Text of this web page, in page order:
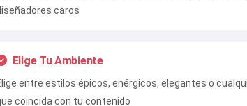
caros
Elige Tu Ambiente
entre estilos épicos, enérgicos, elegantes o
coincida con tu contenido